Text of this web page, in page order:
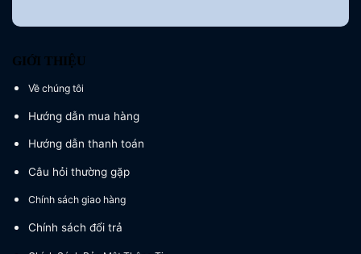
GIỚI THIỆU
Về chúng tôi
Hướng dẫn mua hàng
Hướng dẫn thanh toán
Câu hỏi thường gặp
Chính sách giao hàng
Chính sách đổi trả